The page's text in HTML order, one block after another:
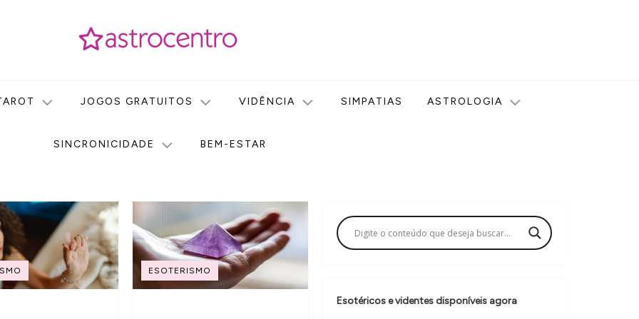
JOGOS GRATUITOS VIDÊNCIA SIMPATIAS ASTROLOGIA
SINCRONICIDADE BEM-ESTAR
ESOTERISMO
Esotéricos e videntes disponíveis agora